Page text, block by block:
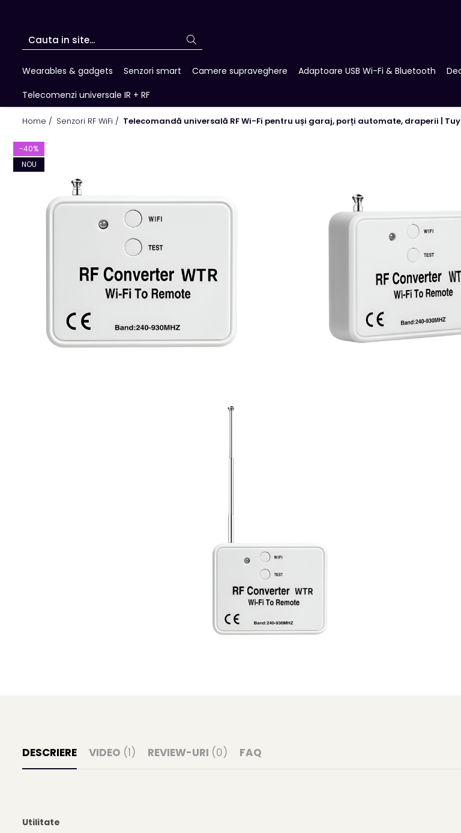
Wearables & gadgets Senzori smart Camere supraveghere Adaptoare USB Wi-Fi & Bluetooth
Telecomenzi universale IR + RF
Home / Senzori RF WiFi / Telecomandă universală RF Wi-Fi pentru uși garaj, porți automate, draperii |
-40%
NOU
DESCRIERE VIDEO (1) REVIEW-URI (0) FAQ
Utilitate